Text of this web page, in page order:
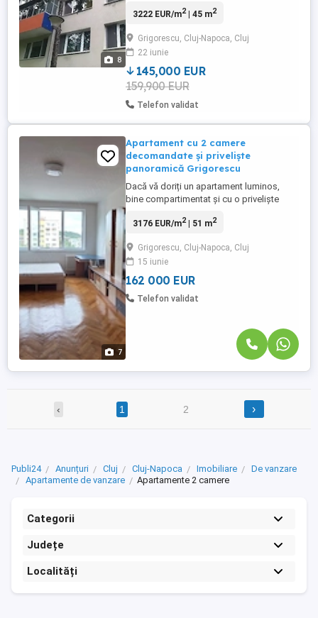
8
Napoca - cartierul Grigorescu - cu liniștea
și zonele sale verzi ideale pentru relaxare
în weekend sau după o zi de muncă, cu
calitatea deosebită ...
3222 EUR/m2| 45 m2
Grigorescu, Cluj-Napoca, Cluj
22 iunie
145,000 EUR
159,900 EUR
Telefon validat
7
Apartament cu 2 camere
decomandate și priveliște
panoramică Grigorescu
Dacă vă doriți un apartament luminos,
bine compartimentat și cu o priveliște
văzută! Zona Coloane Grigorescu Etaj 7
decomandate Balcon cu vedere
panoramică spre oraș și munți
Apartamentul este compartimentat practic
3176 EUR/m2| 51 m2
Grigorescu, Cluj-Napoca, Cluj
15 iunie
162 000 EUR
Telefon validat
‹ 1 2 ›
Publi24 Anunțuri Cluj Cluj-Napoca Imobiliare
De vanzare
Apartamente de vanzare
Apartamente 2 camere
Categorii
Județe
Localități